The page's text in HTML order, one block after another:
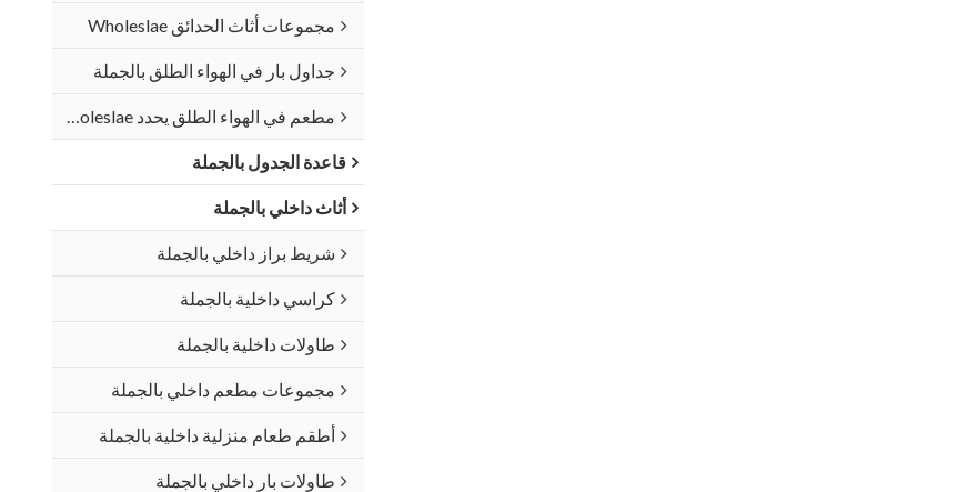
مجموعات أثاث الحدائق Wholeslae
جداول بار في الهواء الطلق بالجملة
مطعم في الهواء الطلق يحدد Wholeslae
قاعدة الجدول بالجملة
أثاث داخلي بالجملة
شريط براز داخلي بالجملة
كراسي داخلية بالجملة
طاولات داخلية بالجملة
مجموعات مطعم داخلي بالجملة
أطقم طعام منزلية داخلية بالجملة
طاولات بار داخلي بالجملة